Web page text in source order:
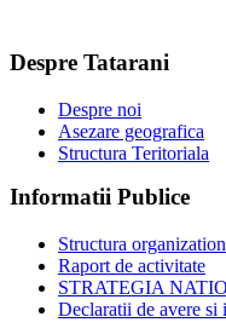
Despre Tatarani
Despre noi
Asezare geografica
Structura Teritoriala
Informatii Publice
Structura
Raport de activitate
STRATEGIA
Declaratii de avere si